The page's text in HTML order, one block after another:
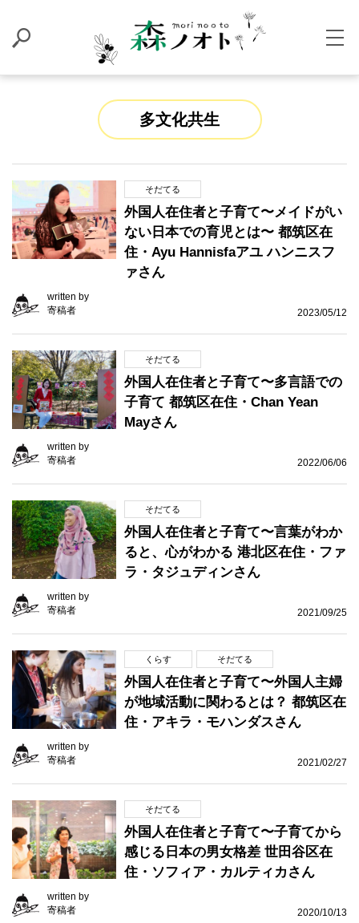
多文化共生
そだてる
外国人在住者と子育て〜メイドがい
ない日本での育児とは〜 都筑区在
住・Ayu Hannisfaアユ ハンニスフ
ァさん
written by
寄稿者
2023/05/12
そだてる
外国人在住者と子育て〜多言語での
子育て 都筑区在住・Chan Yean
Mayさん
written by
寄稿者
2022/06/06
そだてる
外国人在住者と子育て〜言葉がわか
ると、心がわかる 港北区在住・ファ
ラ・タジュディンさん
written by
寄稿者
2021/09/25
くらす そだてる
外国人在住者と子育て〜外国人主婦
が地域活動に関わるとは？ 都筑区在
住・アキラ・モハンダスさん
written by
寄稿者
2021/02/27
そだてる
外国人在住者と子育て〜子育てから
感じる日本の男女格差 世田谷区在
住・ソフィア・カルティカさん
written by
寄稿者
2020/10/13